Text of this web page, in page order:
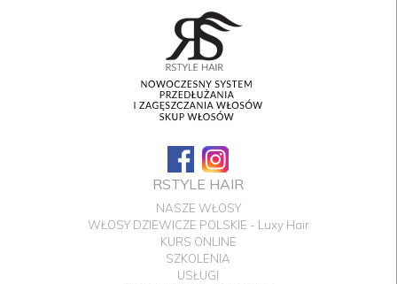
RSTYLE HAIR
NASZE WŁOSY
WŁOSY DZIEWICZE POLSKIE - Luxy Hair
KURS ONLINE
SZKOLENIA
USŁUGI